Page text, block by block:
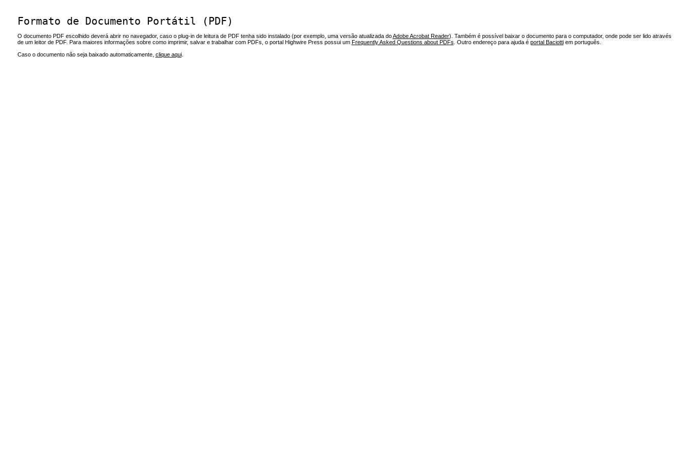
Formato de Documento Portátil (PDF)
O documento PDF escolhido deverá abrir no navegador, caso o plug-in de leitura de PDF tenha sido instalado (por exemplo, uma versão atualizada doAdobe Acrobat Reader). Também é possível baixar o documento para o computador, onde pode ser lido através
de um leitor de PDF. Para maiores informações sobre como imprimir, salvar e trabalhar com PDFs, o portal Highwire Press possui um Frequently Asked Questions about PDFs . Outro endereço para ajuda é portal Baciottiem português.
Caso o documento não seja baixado automaticamente, clique aqui.